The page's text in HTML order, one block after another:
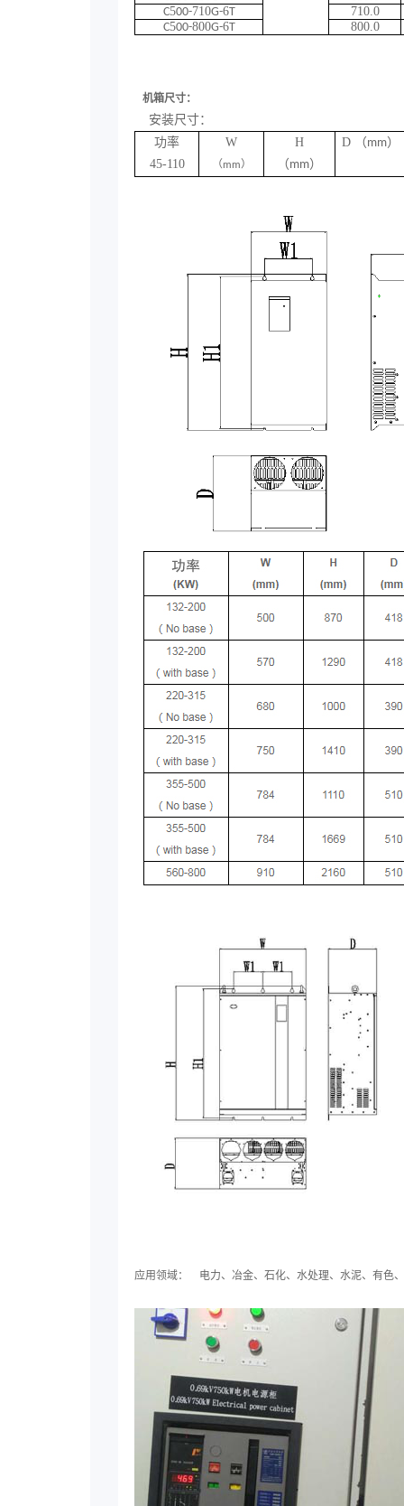
C500-710G-6T
710.0
C500-800G-6T 800.0
机箱尺寸：
安装尺寸：
功率
45-110
W
（mm）
H
（mm）
D （mm）
应用领域： 电力、冶金、石化、水处理、水泥、有色